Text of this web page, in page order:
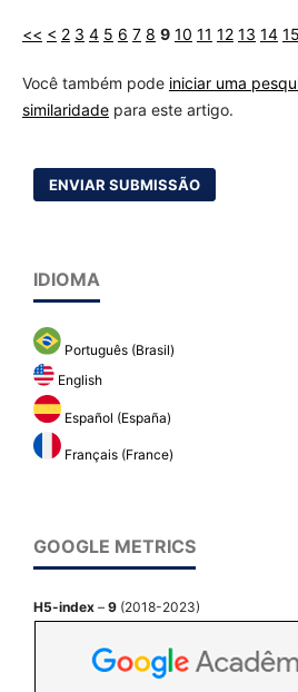
<< < 2 3 4 5 6 7 8 9 10 11 12 13 14 15
Você também pode iniciar uma
similaridadepara este artigo.
ENVIAR SUBMISSÃO
IDIOMA
Português (Brasil)
English
Español (España)
Français (France)
GOOGLE METRICS
H5-index – 9 (2018-2023)